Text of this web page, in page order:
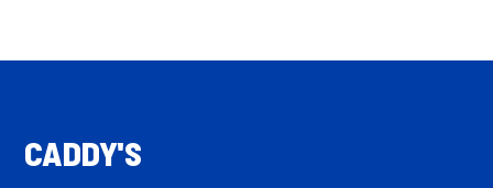
CADDY'S